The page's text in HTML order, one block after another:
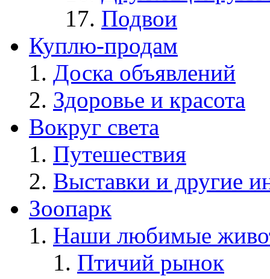
Подвои
Куплю-продам
Доска объявлений
Здоровье и красота
Вокруг света
Путешествия
Выставки и другие
Зоопарк
Наши любимые
Птичий рынок